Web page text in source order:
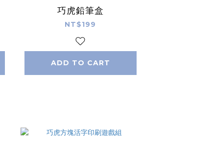
巧虎鉛筆盒
NT$199
ADD TO CART